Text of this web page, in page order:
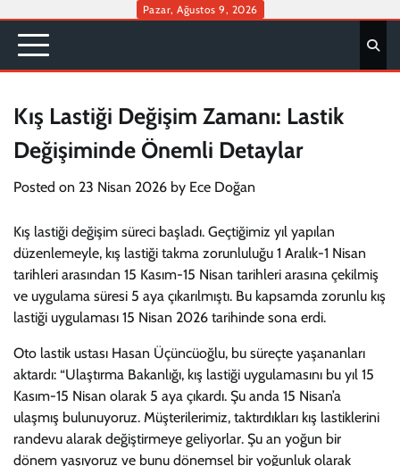
content
Pazar, Ağustos 9, 2026
Kış Lastiği Değişim Zamanı: Lastik
Değişiminde Önemli Detaylar
Posted on 23 Nisan 2026 by Ece Doğan
Kış lastiği değişim süreci başladı. Geçtiğimiz yıl yapılan
düzenlemeyle, kış lastiği takma zorunluluğu 1 Aralık-1 Nisan
tarihleri arasından 15 Kasım-15 Nisan tarihleri arasına çekilmiş
ve uygulama süresi 5 aya çıkarılmıştı. Bu kapsamda zorunlu kış
lastiği uygulaması 15 Nisan 2026 tarihinde sona erdi.
Oto lastik ustası Hasan Üçüncüoğlu, bu süreçte yaşananları
aktardı: “Ulaştırma Bakanlığı, kış lastiği uygulamasını bu yıl 15
Kasım-15 Nisan olarak 5 aya çıkardı. Şu anda 15 Nisan’a
ulaşmış bulunuyoruz. Müşterilerimiz, taktırdıkları kış lastiklerini
randevu alarak değiştirmeye geliyorlar. Şu an yoğun bir
dönem yaşıyoruz ve bunu dönemsel bir yoğunluk olarak